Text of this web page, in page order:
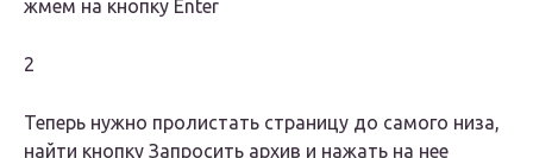
жмем на кнопку Enter
2
Теперь нужно пролистать страницу до самого низа,
найти кнопку Запросить архив и нажать на нее